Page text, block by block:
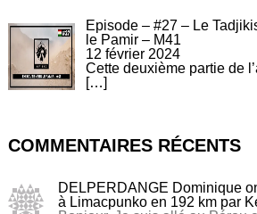
Episode – #27 – Le
le Pamir – M41
12 février 2024
Cette deuxième partie de
[…]
COMMENTAIRES RÉCENTS
DELPERDANGE Dominique
à Limacpunko en 192 km par